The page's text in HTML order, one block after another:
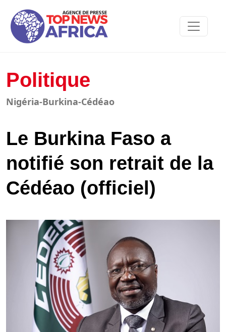
Politique
Nigéria-Burkina-Cédéao
Le Burkina Faso a
notifié son retrait de la
Cédéao (officiel)